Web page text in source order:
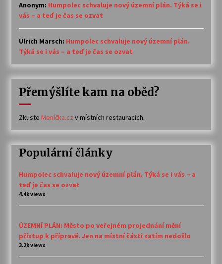
Anonym: Humpolec schvaluje nový územní plán. Týká se i
vás – a teď je čas se ozvat
Ulrich Marsch: Humpolec schvaluje nový územní plán.
Týká se i vás – a teď je čas se ozvat
Přemýšlíte kam na oběd?
Zkuste Meníčka.cz v místních restauracích.
Populární články
Humpolec schvaluje nový územní plán. Týká se i vás – a
teď je čas se ozvat
4.4k views
ÚZEMNÍ PLÁN: Město po veřejném projednání mění
přístup k přípravě. Jen na místní části zatím nedošlo
3.2k views